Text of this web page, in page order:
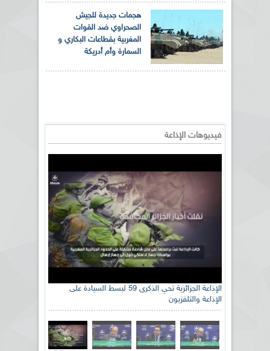
هجمات جديدة للجيش
الصحراوي ضد القوات
المغربية بقطاعات البكاري و
السمارة وأم أدريكة
فيديوهات الإذاعة
الإذاعة الجزائرية تحي الذكرى 59 لبسط السيادة على
الإذاعة والتلفزيون